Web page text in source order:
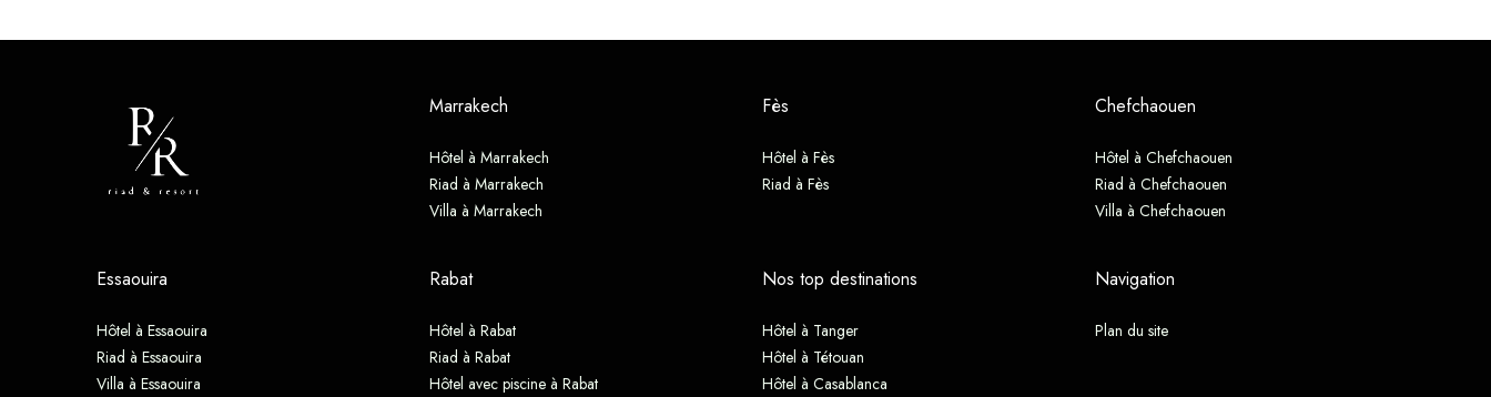
Marrakech
Hôtel à Marrakech
Riad à Marrakech
Villa à Marrakech
Fès
Hôtel à Fès
Riad à Fès
Chefchaouen
Hôtel à Chefchaouen
Riad à Chefchaouen
Villa à Chefchaouen
Essaouira
Hôtel à Essaouira
Riad à Essaouira
Villa à Essaouira
Rabat
Hôtel à Rabat
Riad à Rabat
Hôtel avec piscine à Rabat
Nos top destinations
Hôtel à Tanger
Hôtel à Tétouan
Hôtel à Casablanca
Navigation
Plan du site